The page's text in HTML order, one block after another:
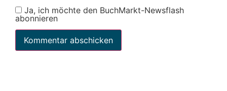
Ja, ich möchte den BuchMarkt-Newsflash
abonnieren